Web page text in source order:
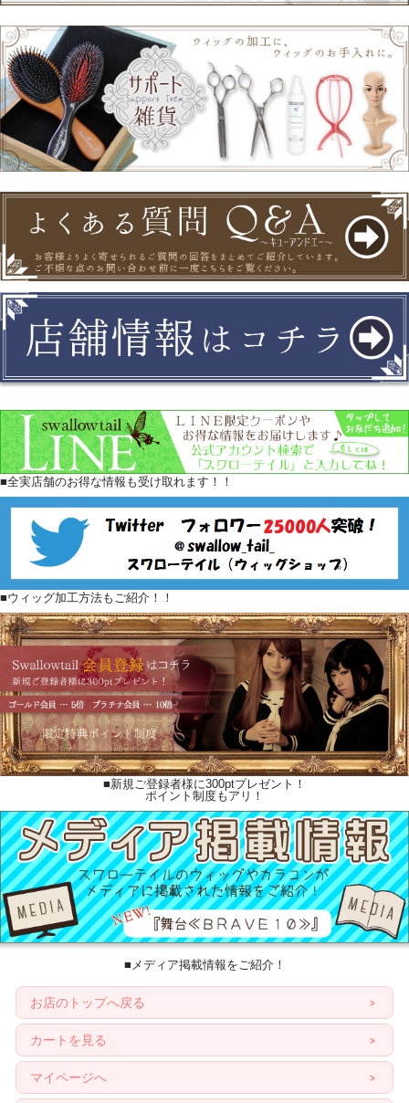
■全実店舗のお得な情報も受け取れます！！
■ウィッグ加工方法もご紹介！！
■新規ご登録者様に300ptプレゼント！
ポイント制度もアリ！
■メディア掲載情報をご紹介！
お店のトップへ戻る
カートを見る
マイページへ